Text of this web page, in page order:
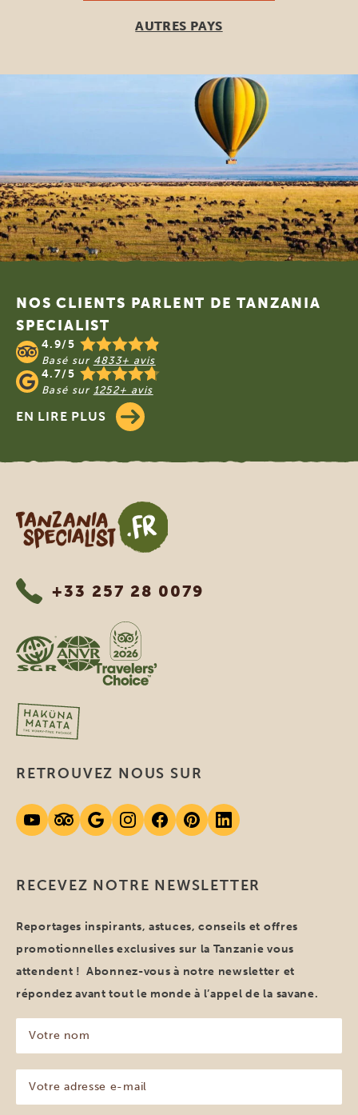
AUTRES PAYS
NOS CLIENTS PARLENT DE TANZANIA
SPECIALIST
4.9/5
Basé sur 4833+ avis
4.7/5
Basé sur 1252+ avis
EN LIRE PLUS
Tanzania Specialist
+33 257 28 0079
RECEVEZ NOTRE NEWSLETTER
Reportages inspirants, astuces, conseils et offres
promotionnelles exclusives sur la Tanzanie vous
attendent ! Abonnez-vous à notre newsletter et
répondez avant tout le monde à l’appel de la savane.
nom
(Nécessaire)
adresse
e-
RETROUVEZ NOUS SUR